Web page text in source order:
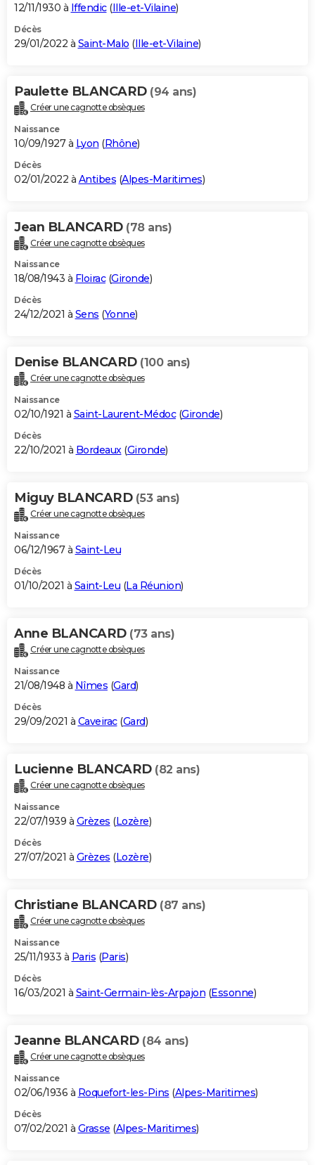
12/11/1930 à Iffendic(Ille-et-Vilaine)
Décès
29/01/2022 à Saint-Malo (Ille-et-Vilaine)
Paulette BLANCARD (94 ans)
Créer une cagnotte obsèques
Naissance
10/09/1927 à Lyon (Rhône)
Décès
02/01/2022 à Antibes (Alpes-Maritimes)
Jean BLANCARD (78 ans)
Créer une cagnotte obsèques
Naissance
18/08/1943 à Floirac(Gironde)
Décès
24/12/2021 à Sens (Yonne)
Denise BLANCARD (100 ans)
Créer une cagnotte obsèques
Naissance
02/10/1921 à Saint-Laurent-Médoc(Gironde)
Décès
22/10/2021 à Bordeaux(Gironde)
Miguy BLANCARD (53 ans)
Créer une cagnotte obsèques
Naissance
06/12/1967 à Saint-Leu
Décès
01/10/2021 à Saint-Leu (La Réunion)
Anne BLANCARD (73 ans)
Créer une cagnotte obsèques
Naissance
21/08/1948 à Nîmes (Gard)
Décès
29/09/2021 à Caveirac(Gard)
Lucienne BLANCARD (82 ans)
Créer une cagnotte obsèques
Naissance
22/07/1939 à Grèzes (Lozère)
Décès
27/07/2021 à Grèzes (Lozère)
Christiane BLANCARD (87 ans)
Créer une cagnotte obsèques
Naissance
25/11/1933 à Paris (Paris)
Décès
16/03/2021 à Saint-Germain-lès-Arpajon (Essonne)
Jeanne BLANCARD (84 ans)
Créer une cagnotte obsèques
Naissance
02/06/1936 à Roquefort-les-Pins (Alpes-Maritimes)
Décès
07/02/2021 à Grasse (Alpes-Maritimes)